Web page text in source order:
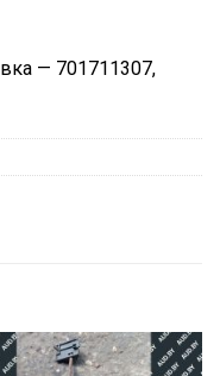
— 701711307,